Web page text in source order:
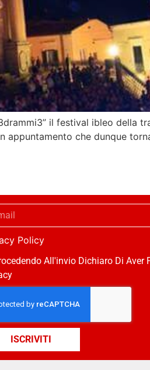
il festival ibleo della
che dunque
Policy
All'invio Dichiaro Di Aver
ISCRIVITI